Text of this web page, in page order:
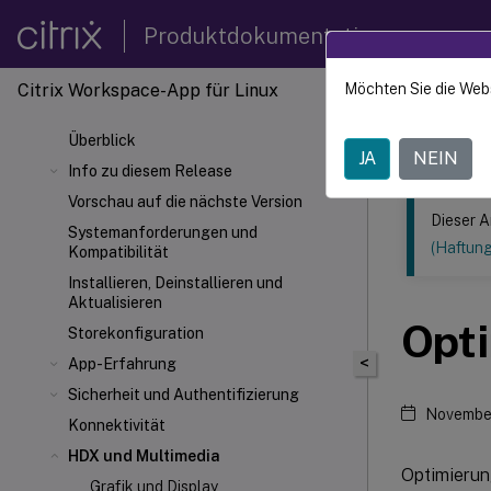
Produktdokumentation
Citrix Workspace-App für Linux
Überblick
Info zu diesem Release
Vorschau auf die nächste Version
Systemanforderungen und
Kompatibilität
Installieren, Deinstallieren und
Aktualisieren
Storekonfiguration
App-Erfahrung
Sicherheit und Authentifizierung
Konnektivität
HDX und Multimedia
Grafik und Display
Dieser Inhalt
Citrix
<
Dieser
Möchten Sie die
JA NEIN